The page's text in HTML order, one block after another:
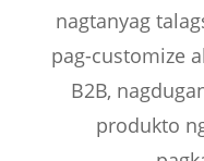
nagtanyag
pag-customize
B2B,
produkto